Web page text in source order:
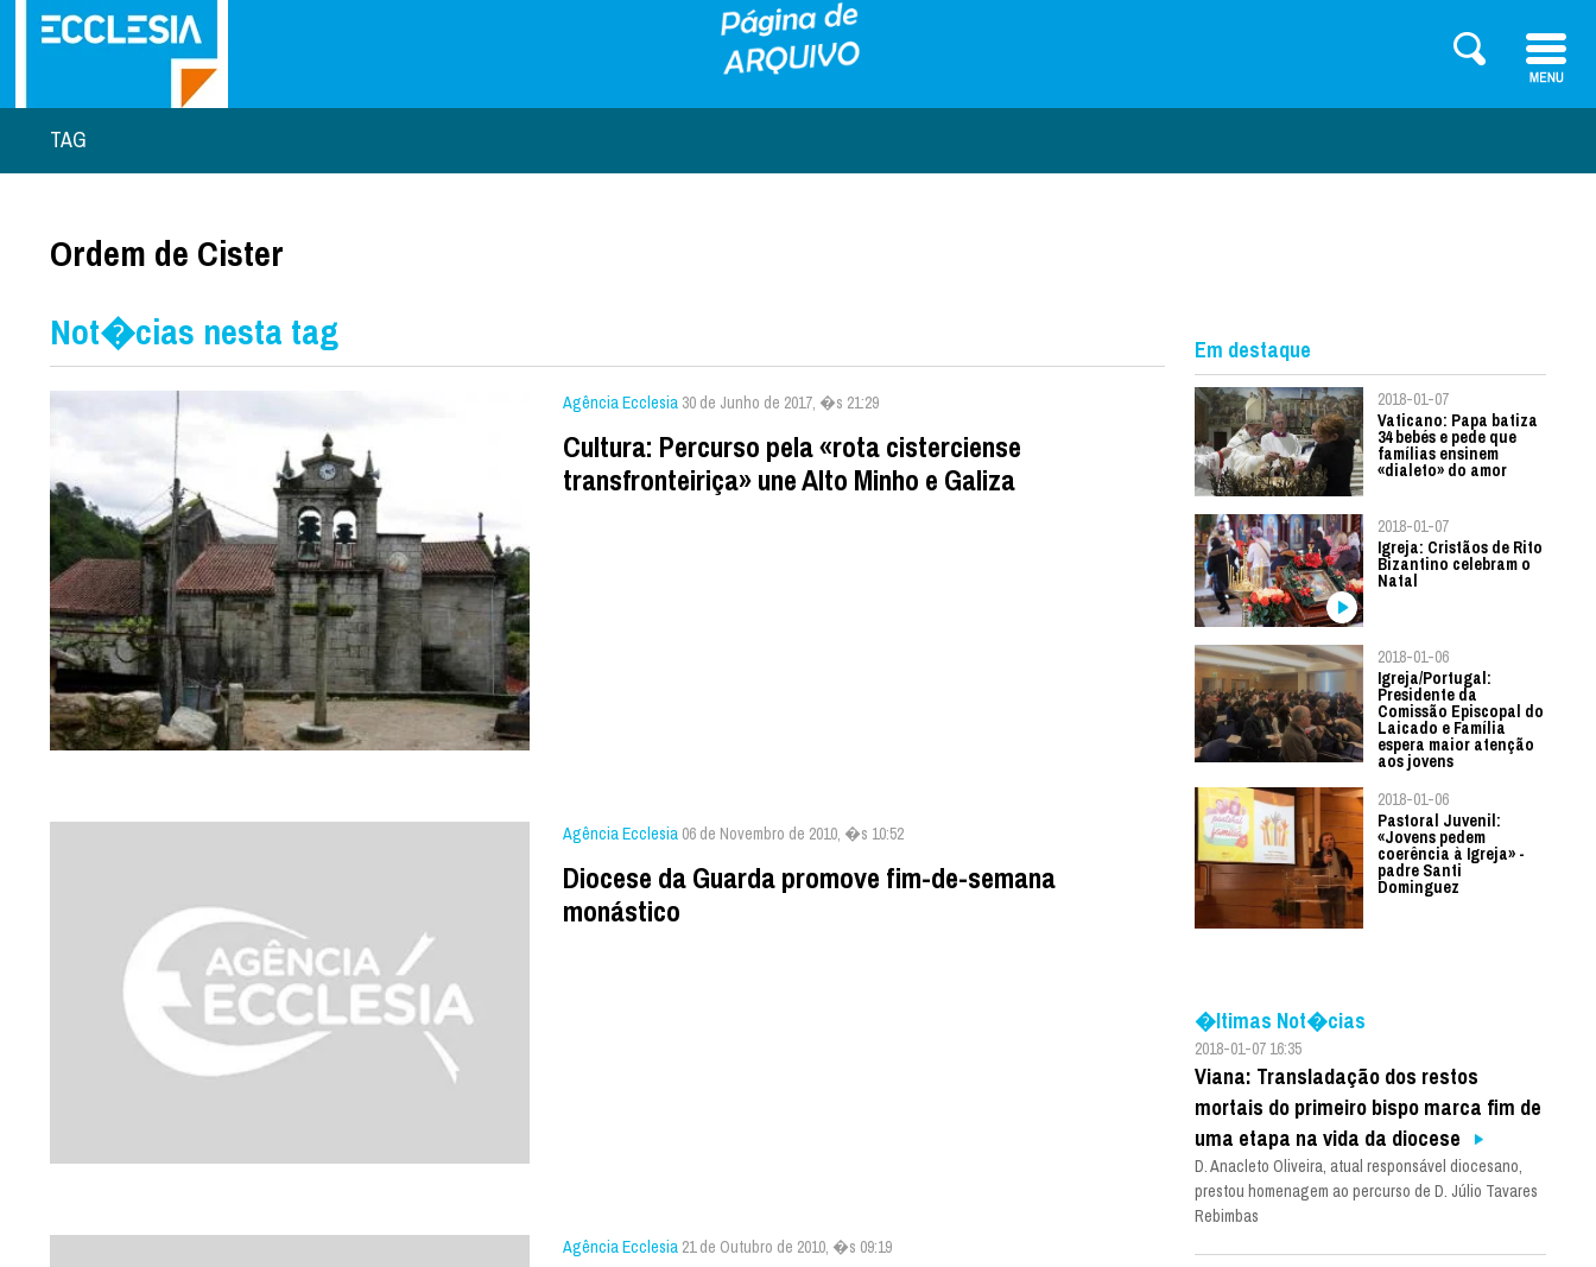
TAG
Ordem de Cister
Not�cias nesta tag
Agência Ecclesia 30 de Junho de 2017, �s 21:29
Cultura: Percurso pela «rota cisterciense
transfronteiriça» une Alto Minho e Galiza
Agência Ecclesia 06 de Novembro de 2010, �s 10:52
Diocese da Guarda promove fim-de-semana
monástico
Agência Ecclesia 21 de Outubro de 2010, �s 09:19
Em destaque
2018-01-07
Vaticano: Papa batiza
34 bebés e pede que
famílias ensinem
«dialeto» do amor
2018-01-07
Igreja: Cristãos de Rito
Bizantino celebram o
Natal
2018-01-06
Igreja/Portugal:
Presidente da
Comissão Episcopal do
Laicado e Família
espera maior atenção
aos jovens
2018-01-06
Pastoral Juvenil:
«Jovens pedem
coerência à Igreja» -
padre Santi
Dominguez
�ltimas Not�cias
2018-01-07 16:35
Viana: Transladação dos restos
mortais do primeiro bispo marca fim de
uma etapa na vida da diocese
D. Anacleto Oliveira, atual responsável diocesano,
prestou homenagem ao percurso de D. Júlio Tavares
Rebimbas